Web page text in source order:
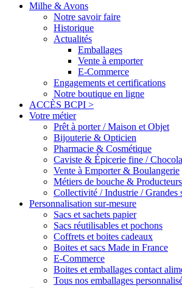
Milhe & Avons
Notre savoir faire
Historique
Actualités
Emballages
Vente à emporter
E-Commerce
Engagements et certifications
Notre boutique en ligne
ACCÈS BCPI >
Votre métier
Prêt à porter / Maison et Objet
Bijouterie & Opticien
Pharmacie & Cosmétique
Caviste & Épicerie fine /
Vente à Emporter & Boulangerie
Métiers de bouche & Producteurs
Collectivité / Industrie / Grandes
Personnalisation sur-mesure
Sacs et sachets papier
Sacs réutilisables et pochons
Coffrets et boites cadeaux
Boites et sacs Made in France
E-Commerce
Boites et emballages contact
Tous nos emballages